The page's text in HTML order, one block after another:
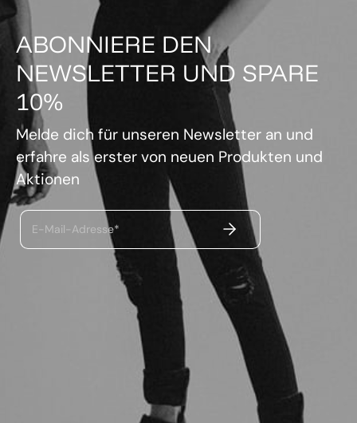
ABONNIERE DEN
NEWSLETTER UND SPARE
10%
Melde dich für unseren Newsletter an und
erfahre als erster von neuen Produkten und
Aktionen
E-Mail-Adresse* ABSENDEN